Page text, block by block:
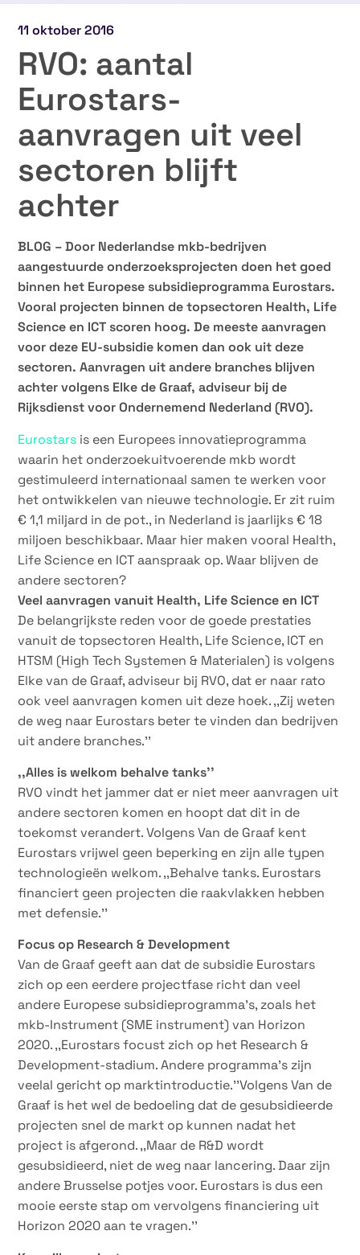
11 oktober 2016
RVO: aantal
Eurostars-
aanvragen uit veel
sectoren blijft
achter
BLOG – Door Nederlandse mkb-bedrijven
aangestuurde onderzoeksprojecten doen het goed
binnen het Europese subsidieprogramma Eurostars.
Vooral projecten binnen de topsectoren Health, Life
Science en ICT scoren hoog. De meeste aanvragen
voor deze EU-subsidie komen dan ook uit deze
sectoren. Aanvragen uit andere branches blijven
achter volgens Elke de Graaf, adviseur bij de
Rijksdienst voor Ondernemend Nederland (RVO).
Eurostars is een Europees innovatieprogramma
waarin het onderzoekuitvoerende mkb wordt
gestimuleerd internationaal samen te werken voor
het ontwikkelen van nieuwe technologie. Er zit ruim
€ 1,1 miljard in de pot., in Nederland is jaarlijks € 18
miljoen beschikbaar. Maar hier maken vooral Health,
Life Science en ICT aanspraak op. Waar blijven de
andere sectoren?
Veel aanvragen vanuit Health, Life Science en ICT
De belangrijkste reden voor de goede prestaties
vanuit de topsectoren Health, Life Science, ICT en
HTSM (High Tech Systemen & Materialen) is volgens
Elke van de Graaf, adviseur bij RVO, dat er naar rato
ook veel aanvragen komen uit deze hoek. ,,Zij weten
de weg naar Eurostars beter te vinden dan bedrijven
uit andere branches.’’
,,Alles is welkom behalve tanks’’
RVO vindt het jammer dat er niet meer aanvragen uit
andere sectoren komen en hoopt dat dit in de
toekomst verandert. Volgens Van de Graaf kent
Eurostars vrijwel geen beperking en zijn alle typen
technologieën welkom. ,,Behalve tanks. Eurostars
financiert geen projecten die raakvlakken hebben
met defensie.’’
Focus op Research & Development
Van de Graaf geeft aan dat de subsidie Eurostars
zich op een eerdere projectfase richt dan veel
andere Europese subsidieprogramma’s, zoals het
mkb-Instrument (SME instrument) van Horizon
2020. ,,Eurostars focust zich op het Research &
Development-stadium. Andere programma’s zijn
veelal gericht op marktintroductie.’’Volgens Van de
Graaf is het wel de bedoeling dat de gesubsidieerde
projecten snel de markt op kunnen nadat het
project is afgerond. ,,Maar de R&D wordt
gesubsidieerd, niet de weg naar lancering. Daar zijn
andere Brusselse potjes voor. Eurostars is dus een
mooie eerste stap om vervolgens financiering uit
Horizon 2020 aan te vragen.’’